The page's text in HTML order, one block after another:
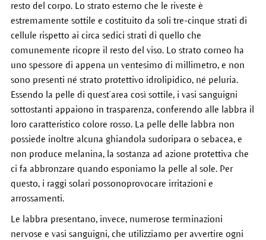
resto del corpo. Lo strato esterno che le riveste è
estremamente sottile e costituito da soli tre-cinque strati di
cellule rispetto ai circa sedici strati di quello che
comunemente ricopre il resto del viso. Lo strato corneo ha
uno spessore di appena un ventesimo di millimetro, e non
sono presenti né strato protettivo idrolipidico, né peluria.
Essendo la pelle di quest’area così sottile, i vasi sanguigni
sottostanti appaiono in trasparenza, conferendo alle labbra il
loro caratteristico colore rosso. La pelle delle labbra non
possiede inoltre alcuna ghiandola sudoripara o sebacea, e
non produce melanina, la sostanza ad azione protettiva che
ci fa abbronzare quando esponiamo la pelle al sole. Per
questo, i raggi solari possonoprovocare irritazioni e
arrossamenti.
Le labbra presentano, invece, numerose terminazioni
nervose e vasi sanguigni, che utilizziamo per avvertire ogni